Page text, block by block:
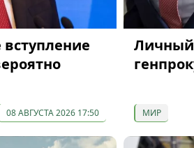
08 АВГУСТА 2026 17:50
Личный
МИР